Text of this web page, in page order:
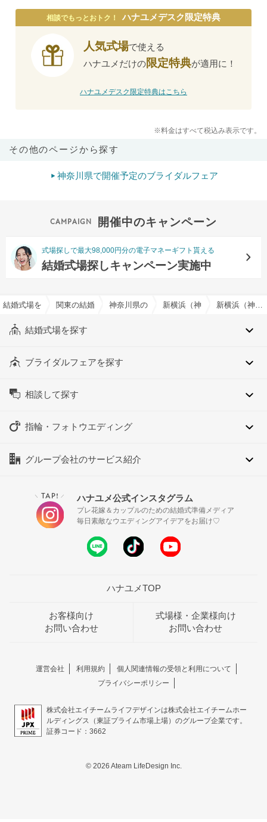
相談でもっとおトク！ ハナユメデスク限定特典
人気式場で使える
ハナユメだけの限定特典が適用に！
ハナユメデスク限定特典はこちら
※料金はすべて税込み表示です。
その他のページから探す
神奈川県で開催予定のブライダルフェア
開催中のキャンペーン
式場探しで最大98,000円分の電子マネーギフト貰える
結婚式場探しキャンペーン実施中
結婚式場を探すならハナユメ
関東の結婚式場神奈川県の結婚式場新横浜（神奈川県）の結婚式
新横浜（神奈川県）の約80人でおすすめの結婚式場・挙式会場一覧
結婚式場を探す
ブライダルフェアを探す
相談して探す
指輪・フォトウエディング
グループ会社のサービス紹介
＼ TAP! ／ ハナユメ公式インスタグラム
プレ花嫁＆カップルのための結婚式準備メディア
毎日素敵なウエディングアイデアをお届け♡
ハナユメTOP
お客様向け
お問い合わせ
式場様・企業様向け
お問い合わせ
運営会社 利用規約
個人関連情報の受領と利用について
プライバシーポリシー
株式会社エイチームライフデザインは株式会社エイチームホー
ルディングス（東証プライム市場上場）のグループ企業です。
証券コード：3662
© 2026 Ateam LifeDesign Inc.